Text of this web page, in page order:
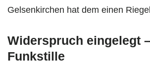
Gelsenkirchen hat dem einen
Widerspruch eingelegt
Funkstille